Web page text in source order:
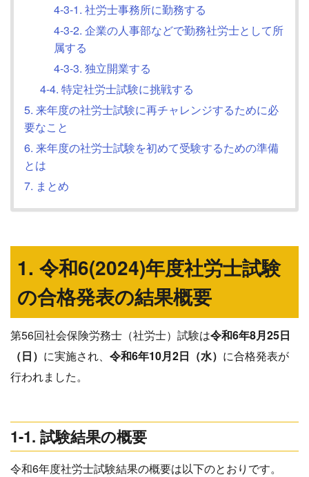
4-3-1. 社労士事務所に勤務する
4-3-2. 企業の人事部などで勤務社労士として所
属する
4-3-3. 独立開業する
4-4. 特定社労士試験に挑戦する
5. 来年度の社労士試験に再チャレンジするために必
要なこと
6. 来年度の社労士試験を初めて受験するための準備
とは
7. まとめ
1. 令和6(2024)年度社労士試験
の合格発表の結果概要
第56回社会保険労務士（社労士）試験は令和6年8月25日
（日） に実施され、 令和6年10月2日（水） に合格発表が
行われました。
1-1. 試験結果の概要
令和6年度社労士試験結果の概要は以下のとおりです。